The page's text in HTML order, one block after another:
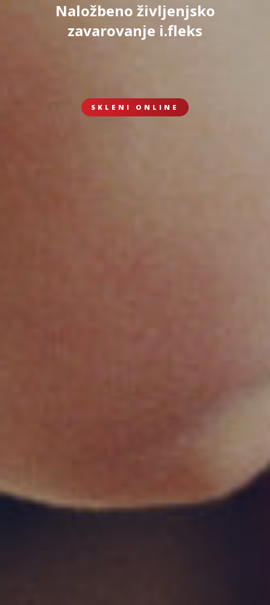
Naložbeno življenjsko
zavarovanje i.fleks
SKLENI ONLINE